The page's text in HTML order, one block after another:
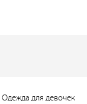
Одежда для девочек